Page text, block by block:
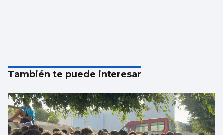
También te puede interesar